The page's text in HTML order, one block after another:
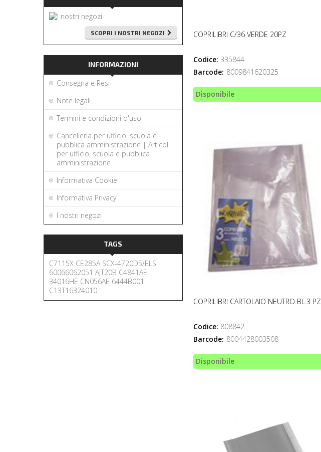
SCOPRI I NOSTRI NEGOZI
INFORMAZIONI
Consegna e Resi
Note legali
Termini e condizioni d'uso
Cancelleria per ufficio, scuola e
pubblica amministrazione | Articoli
per ufficio, scuola e pubblica
amministrazione
Informativa Cookie
Informativa Privacy
I nostri negozi
TAGS
C7115X CE285A SCX-4720D5/ELS
60066062051 AJT20B C4841AE
34016HE CN056AE 6444B001
C13T16324010
COPRILIBRI C/36 VERDE 20PZ
Codice: 335844
Barcode: 8009841620325
Disponibile
COPRILIBRI CARTOLAIO NEUTRO BL.3 PZ
Codice: 808842
Barcode: 8004428003508
Disponibile